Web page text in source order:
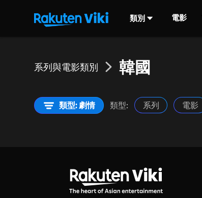
類別 電影
系列與電影類別 韓國
類型: 劇情 類型: 系列 電影